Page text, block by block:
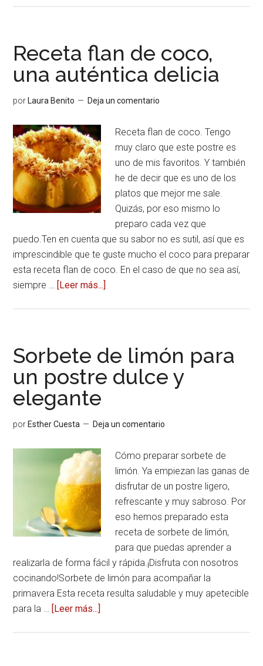
el
mejor
capricho
Receta flan de coco,
una auténtica delicia
por Laura Benito Deja un comentario
Receta flan de coco. Tengo
muy claro que este postre es
uno de mis favoritos. Y también
he de decir que es uno de los
platos que mejor me sale.
Quizás, por eso mismo lo
preparo cada vez que
puedo.Ten en cuenta que su sabor no es sutil, así que es
imprescindible que te guste mucho el coco para preparar
esta receta flan de coco. En el caso de que no sea así,
siempre … [Leer más...]
coco,
una
auténtica
Sorbete de limón para
un postre dulce y
elegante
por Esther Cuesta Deja un comentario
Cómo preparar sorbete de
limón. Ya empiezan las ganas de
disfrutar de un postre ligero,
refrescante y muy sabroso. Por
eso hemos preparado esta
receta de sorbete de limón,
para que puedas aprender a
realizarla de forma fácil y rápida.¡Disfruta con nosotros
cocinando!Sorbete de limón para acompañar la
primavera Esta receta resulta saludable y muy apetecible
para la … [Leer más...]